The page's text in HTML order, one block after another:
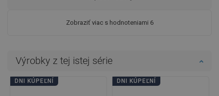
Zobraziť viac s hodnoteniami 6
Výrobky z tej istej série
DNI KÚPEĽNÍ DNI KÚPEĽNÍ